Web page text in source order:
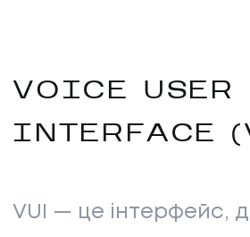
VOICE USER
INTERFACE
VUI — це інтерфейс,